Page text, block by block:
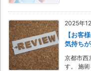
2025年
【お客
気持ち
京都市西
す。 施